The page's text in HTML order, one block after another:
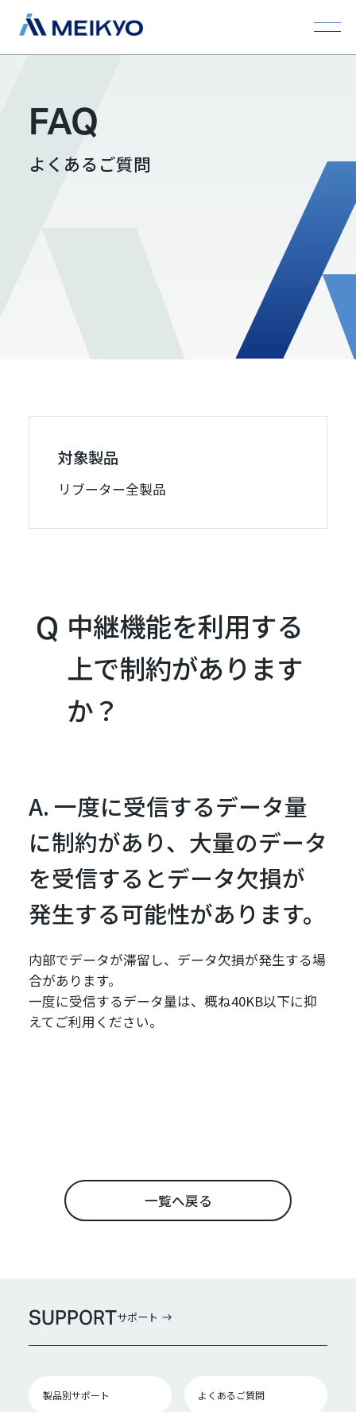
FAQ
よくあるご質問
対象製品
リブーター全製品
中継機能を利用する
上で制約があります
か？
A. 一度に受信するデータ量
に制約があり、大量のデータ
を受信するとデータ欠損が
発生する可能性があります。
内部でデータが滞留し、データ欠損が発生する場
合があります。
一度に受信するデータ量は、概ね40KB以下に抑
えてご利用ください。
一覧へ戻る
SUPPORTサポート
製品別サポート よくあるご質問